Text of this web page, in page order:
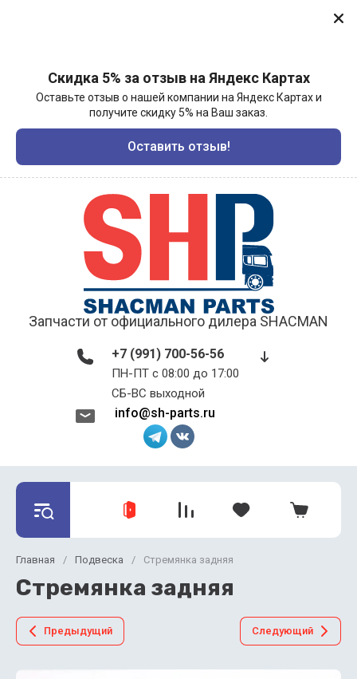
Скидка 5% за отзыв на Яндекс Картах
Оставьте отзыв о нашей компании на Яндекс Картах и
получите скидку 5% на Ваш заказ.
Оставить отзыв!
Запчасти от официального дилера SHACMAN
+7 (991) 700-56-56
ПН-ПТ с 08:00 до 17:00 ​​​​​​​
СБ-ВС выходной
info@sh-parts.ru
Главная / Подвеска / Стремянка задняя
Стремянка задняя
Предыдущий Следующий